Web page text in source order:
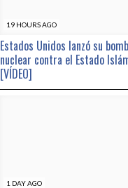
19 HOURS AGO
Estados Unidos lanzó su
nuclear contra el Estado
[VÍDEO]
1 DAY AGO